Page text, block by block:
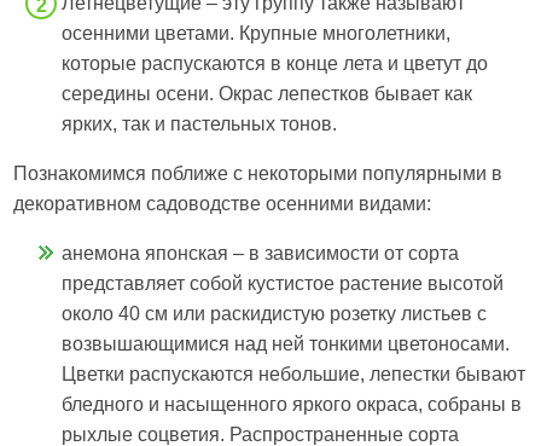
осенними цветами. Крупные многолетники,
которые распускаются в конце лета и цветут до
середины осени. Окрас лепестков бывает как
ярких, так и пастельных тонов.
Познакомимся поближе с некоторыми популярными в
декоративном садоводстве осенними видами:
анемона японская – в зависимости от сорта
представляет собой кустистое растение высотой
около 40 см или раскидистую розетку листьев с
возвышающимися над ней тонкими цветоносами.
Цветки распускаются небольшие, лепестки бывают
бледного и насыщенного яркого окраса, собраны в
рыхлые соцветия. Распространенные сорта